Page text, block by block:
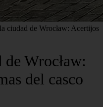
ciudad de Wrocław: Acertijos
Wrocław:
del casco